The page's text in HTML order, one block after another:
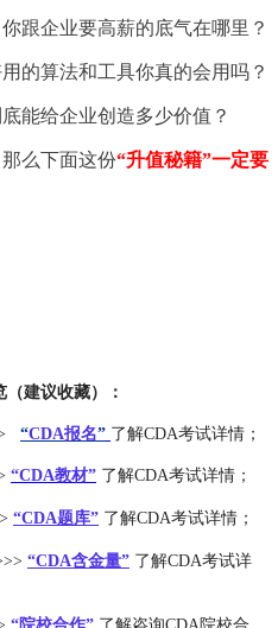
跟企业要高薪的底气在哪里？
的算法和工具你真的会用吗？
能给企业创造多少价值？
么下面这份“升值秘籍”一定要
建议收藏）：
“CDA报名” 了解CDA考试详情；
“CDA教材” 了解CDA考试详情；
“CDA题库” 了解CDA考试详情；
“CDA含金量” 了解CDA考试详